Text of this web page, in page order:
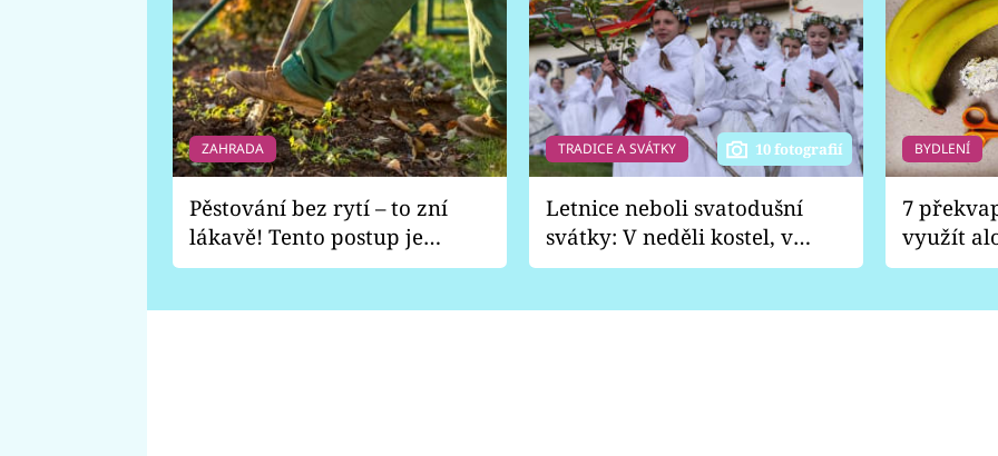
ZAHRADA
Pěstování bez rytí – to zní
lákavě! Tento postup je
vhodný jen pro některé
TRADICE A SVÁTKY 10 fotografií
Letnice neboli svatodušní
svátky: V neděli kostel, v
pondělí zábava
BYDLENÍ
7
využít